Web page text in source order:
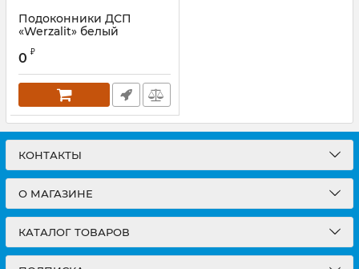
Подоконники ДСП
«Werzalit» белый
Артикул:
0 ₽
КОНТАКТЫ
О МАГАЗИНЕ
КАТАЛОГ ТОВАРОВ